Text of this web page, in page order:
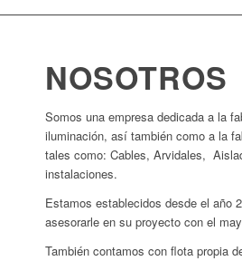
NOSOTROS
Somos una empresa dedicada a la
iluminación, así también como a la
tales como: Cables, Arvidales,
instalaciones.
Estamos establecidos desde el año
asesorarle en su proyecto con el
También contamos con flota propia